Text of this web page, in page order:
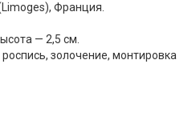
Франция.
— 2,5 см.
золочение, монтировка